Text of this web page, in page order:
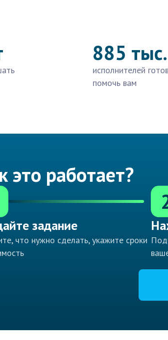
885 тыс.
исполнителей
помочь вам
это работает?
задание
что нужно сделать, укажите сроки